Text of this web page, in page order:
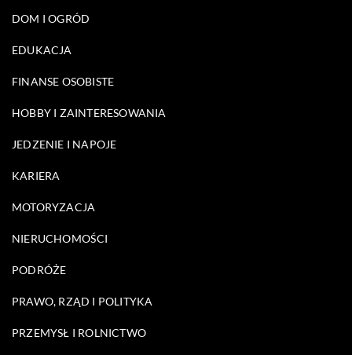
DOM I OGRÓD
EDUKACJA
FINANSE OSOBISTE
HOBBY I ZAINTERESOWANIA
JEDZENIE I NAPOJE
KARIERA
MOTORYZACJA
NIERUCHOMOŚCI
PODRÓŻE
PRAWO, RZĄD I POLITYKA
PRZEMYSŁ I ROLNICTWO